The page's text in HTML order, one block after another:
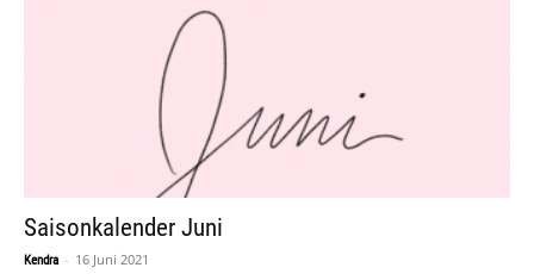
Saisonkalender Juni
Kendra - 16 Juni 2021